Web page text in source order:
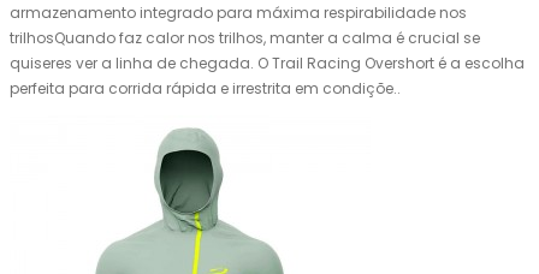
armazenamento integrado para máxima respirabilidade nos
trilhosQuando faz calor nos trilhos, manter a calma é crucial se
quiseres ver a linha de chegada. O Trail Racing Overshort é a escolha
perfeita para corrida rápida e irrestrita em condiçõe..